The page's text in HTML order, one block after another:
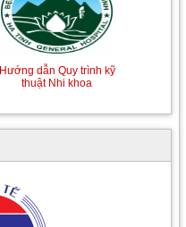
Hướng dẫn Quy trình kỹ
thuật Nhi khoa